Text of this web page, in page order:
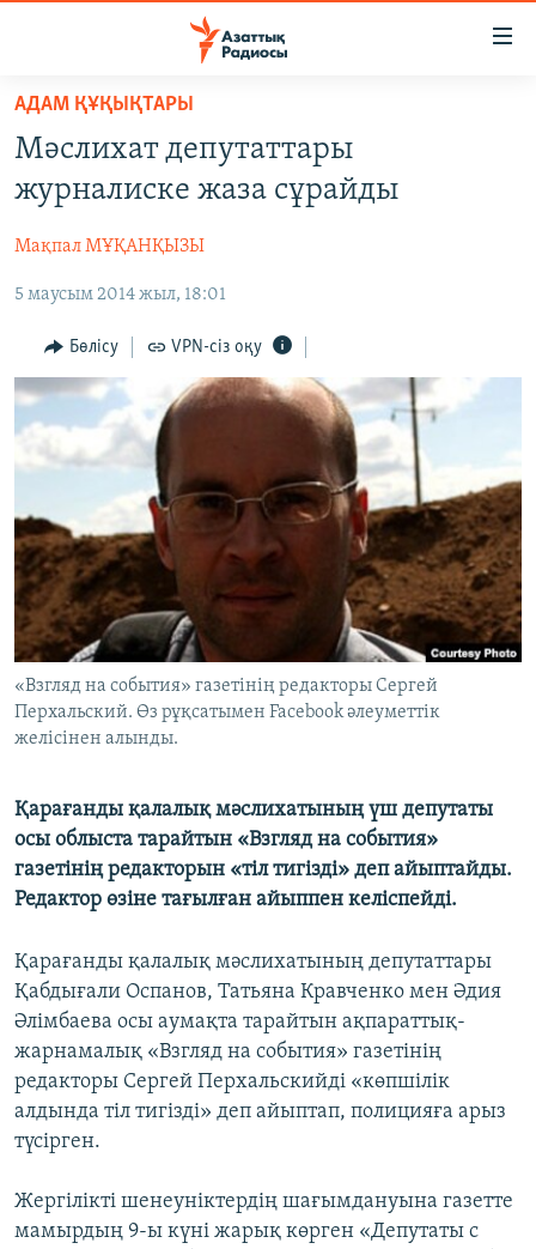
Skip
main
content
Skip
to
Navigation
Search
AZATTYQTV
ҚАҢТАР ОҚИҒАСЫ
АДАМ ҚҰҚЫҚТАРЫ
ӘЛЕУМЕТ
ӘЛЕМ
АРНАЙЫ ЖОБАЛАР
ЖАЗЫЛЫҢЫЗ
Басқа тілдерде
АДАМ ҚҰҚЫҚТАРЫ
Мәслихат депутаттары
журналиске жаза сұрайды
Мақпал МҰҚАНҚЫЗЫ
5 маусым 2014 жыл, 18:01
Бөлісу VPN-сіз оқу
«Взгляд на события» газетінің редакторы Сергей
Перхальский. Өз рұқсатымен Facebook әлеуметтік
желісінен алынды.
Қарағанды қалалық мәслихатының үш депутаты
осы облыста тарайтын «Взгляд на события»
газетінің редакторын «тіл тигізді» деп айыптайды.
Редактор өзіне тағылған айыппен келіспейді.
Қарағанды қалалық мәслихатының депутаттары
Қабдығали Оспанов, Татьяна Кравченко мен Әдия
Әлімбаева осы аумақта тарайтын ақпараттық-
жарнамалық «Взгляд на события» газетінің
редакторы Сергей Перхальскийді «көпшілік
алдында тіл тигізді» деп айыптап, полицияға арыз
түсірген.
Жергілікті шенеуніктердің шағымдануына газетте
мамырдың 9-ы күні жарық көрген «Депутаты с